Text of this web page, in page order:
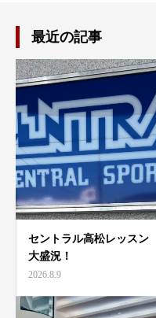
最近の記事
セントラル高松レッスン
大盛況！
2026.8.9